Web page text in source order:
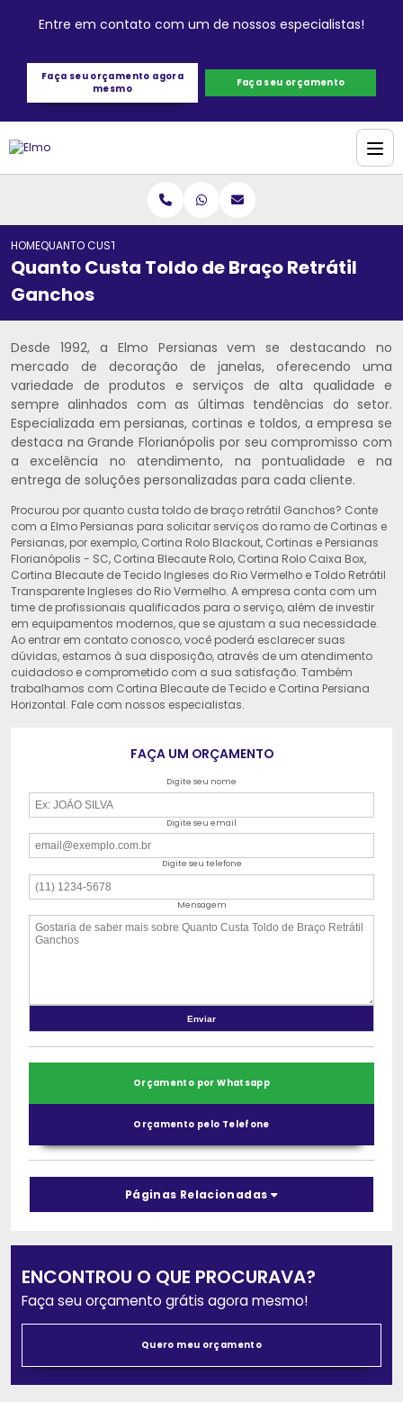
Entre em contato com um de nossos especialistas!
Faça seu orçamento agora
mesmo
Faça seu orçamento
HOMEQUANTO CUSTA TOLDO DE BRAÇO RETRÁTIL GANCHOS
Quanto Custa Toldo de Braço Retrátil
Ganchos
Desde 1992, a Elmo Persianas vem se destacando no
mercado de decoração de janelas, oferecendo uma
variedade de produtos e serviços de alta qualidade e
sempre alinhados com as últimas tendências do setor.
Especializada em persianas, cortinas e toldos, a empresa se
destaca na Grande Florianópolis por seu compromisso com
a excelência no atendimento, na pontualidade e na
entrega de soluções personalizadas para cada cliente.
Procurou por quanto custa toldo de braço retrátil Ganchos? Conte
com a Elmo Persianas para solicitar serviços do ramo de Cortinas e
Persianas, por exemplo, Cortina Rolo Blackout, Cortinas e Persianas
Florianópolis - SC, Cortina Blecaute Rolo, Cortina Rolo Caixa Box,
Cortina Blecaute de Tecido Ingleses do Rio Vermelho e Toldo Retrátil
Transparente Ingleses do Rio Vermelho. A empresa conta com um
time de profissionais qualificados para o serviço, além de investir
em equipamentos modernos, que se ajustam a sua necessidade.
Ao entrar em contato conosco, você poderá esclarecer suas
dúvidas, estamos à sua disposição, através de um atendimento
cuidadoso e comprometido com a sua satisfação. Também
trabalhamos com Cortina Blecaute de Tecido e Cortina Persiana
Horizontal. Fale com nossos especialistas.
FAÇA UM ORÇAMENTO
Digite seu nome
Digite seu email
Digite seu telefone
Mensagem
Orçamento por Whatsapp
Orçamento pelo Telefone
Páginas Relacionadas
ENCONTROU O QUE PROCURAVA?
Faça seu orçamento grátis agora mesmo!
Quero meu orçamento